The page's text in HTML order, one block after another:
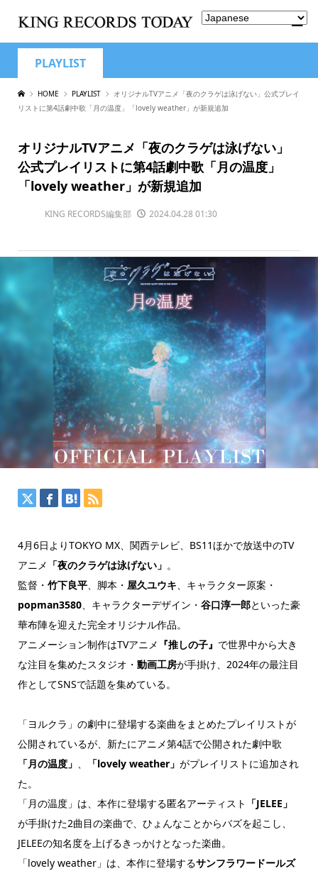
PLAYLIST
HOME PLAYLIST
オリジナルTVアニメ「夜のクラゲは泳げない」公式プレイ
リストに第4話劇中歌「月の温度」「lovely weather」が新規追加
オリジナルTVアニメ「夜のクラゲは泳げない」
公式プレイリストに第4話劇中歌「月の温度」
「lovely weather」が新規追加
KING RECORDS編集部 2024.04.28 01:30
4月6日よりTOKYO MX、関西テレビ、BS11ほかで放送中のTV
アニメ 「夜のクラゲは泳げない」 。
監督・ 竹下良平、脚本・ 屋久ユウキ、キャラクター原案・
popman3580、キャラクターデザイン・ 谷口淳一郎といった豪
華布陣を迎えた完全オリジナル作品。
アニメーション制作はTVアニメ 『推しの子』 で世界中から大き
な注目を集めたスタジオ・ 動画工房が手掛け、2024年の最注目
作としてSNSで話題を集めている。
「ヨルクラ」の劇中に登場する楽曲をまとめたプレイリストが
公開されているが、新たにアニメ第4話で公開された劇中歌
「月の温度」 、 「lovely weather」 がプレイリストに追加され
た。
「月の温度」は、本作に登場する匿名アーティスト 「JELEE」
が手掛けた2曲目の楽曲で、ひょんなことからバズを起こし、
JELEEの知名度を上げるきっかけとなった楽曲。
「lovely weather」は、本作に登場するサンフラワードールズ